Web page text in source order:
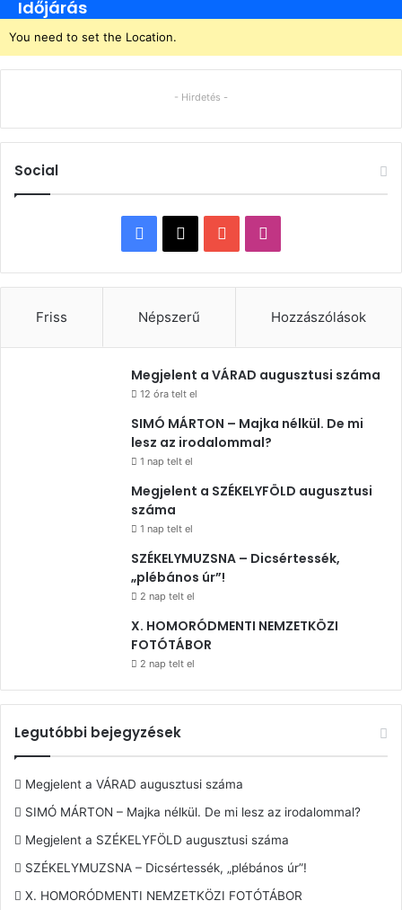
Időjárás
You need to set the Location.
- Hirdetés -
Social
Facebook
X YouTube
Friss Népszerű Hozzászólások
Megjelent a VÁRAD augusztusi száma
12 óra telt el
SIMÓ MÁRTON – Majka nélkül. De mi
lesz az irodalommal?
1 nap telt el
Megjelent a SZÉKELYFÖLD augusztusi
száma
1 nap telt el
SZÉKELYMUZSNA – Dicsértessék,
„plébános úr”!
2 nap telt el
X. HOMORÓDMENTI NEMZETKÖZI
FOTÓTÁBOR
2 nap telt el
Legutóbbi bejegyzések
Megjelent a VÁRAD augusztusi száma
SIMÓ MÁRTON – Majka nélkül. De mi lesz az irodalommal?
Megjelent a SZÉKELYFÖLD augusztusi száma
SZÉKELYMUZSNA – Dicsértessék, „plébános úr”!
X. HOMORÓDMENTI NEMZETKÖZI FOTÓTÁBOR